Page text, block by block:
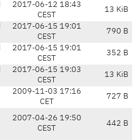
2017-06-12 18:43
CEST
13 KiB
2017-06-15 19:01
CEST
790 B
2017-06-15 19:01
CEST
352 B
2017-06-15 19:03
CEST
13 KiB
2009-11-03 17:16
CET
727 B
2007-04-26 19:50
CEST
442 B